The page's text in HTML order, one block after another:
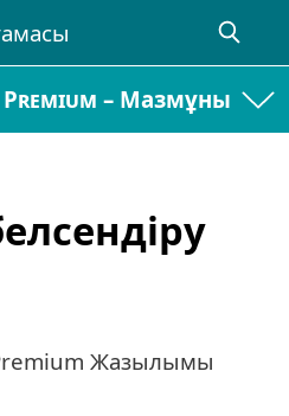
Premium – Мазмұны
Жазылымы